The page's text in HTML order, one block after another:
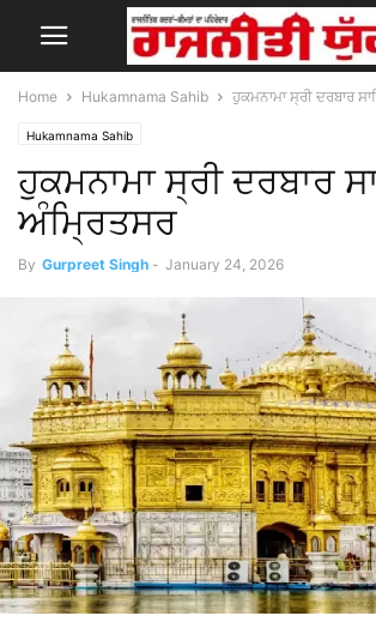
Home Hukamnama Sahib ਹੁਕਮਨਾਮਾ ਸ੍ਰੀ ਦਰਬਾਰ
Hukamnama Sahib
ਹੁਕਮਨਾਮਾ ਸ੍ਰੀ ਦਰਬਾਰ
ਅੰਮ੍ਰਿਤਸਰ
By Gurpreet Singh - January 24, 2026